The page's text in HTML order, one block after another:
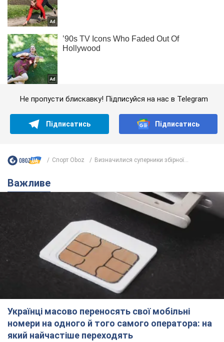
Не пропусти блискавку! Підписуйся на нас в Telegram
Підписатись Підписатись
Спорт Oboz Визначилися суперники збірної...
Важливе
Українці масово переносять свої мобільні
номери на одного й того самого оператора: на
який найчастіше переходять